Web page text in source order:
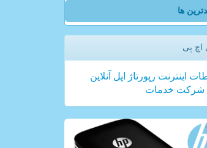
ها
اچ پی
اینترنت رپورتاژ اپل آنلاین
شركت خدمات